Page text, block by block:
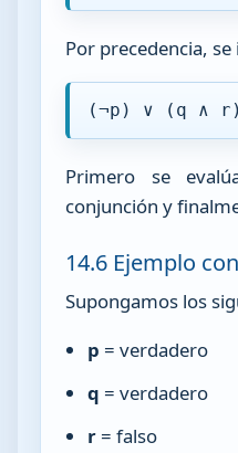
Por precedencia,
(¬p) ∨ (q ∧ r)
Primero se
conjunción y
14.6 Ejemplo
Supongamos los
p = verdadero
q = verdadero
r = falso